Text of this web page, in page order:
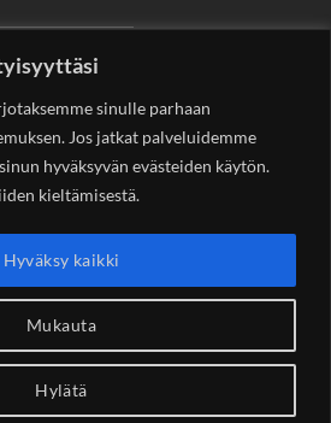
sinulle parhaan
Jos jatkat palveluidemme
hyväksyvän evästeiden käytön.
kieltämisestä.
Mukauta
Hylätä
Hyväksy kaikki
OySotungintie 449,
53 63
Rakennuskonevuokraus.fi